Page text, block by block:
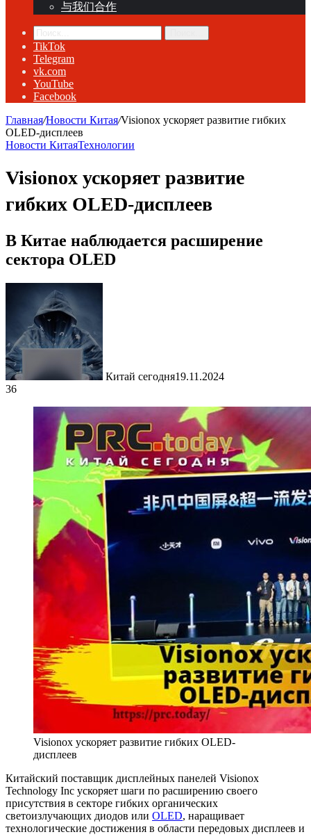
与我们合作
TikTok
Telegram
vk.com
YouTube
Facebook
Главная/Новости Китая/Visionox ускоряет развитие гибких
OLED-дисплеев
Новости КитаяТехнологии
Visionox ускоряет развитие
гибких OLED-дисплеев
В Китае наблюдается расширение
сектора OLED
Китай сегодня19.11.2024
36
Visionox ускоряет развитие гибких OLED-
дисплеев
Китайский поставщик дисплейных панелей Visionox
Technology Inc ускоряет шаги по расширению своего
присутствия в секторе гибких органических
светоизлучающих диодов или OLED, наращивает
технологические достижения в области передовых дисплеев и